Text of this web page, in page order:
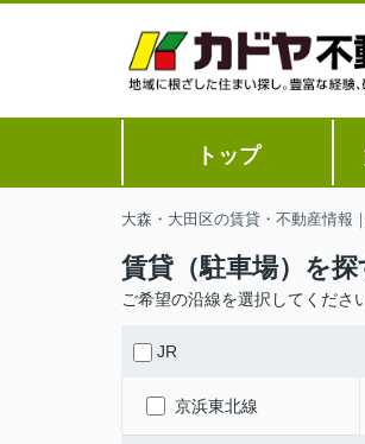
トップ
大森・大田区の賃貸・不動産情報
賃貸（駐車場）を探
ご希望の沿線を選択してくださ
JR
京浜東北線